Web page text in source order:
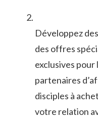
Développez
des offres
exclusives
partenaires
disciples à
votre ‍relation